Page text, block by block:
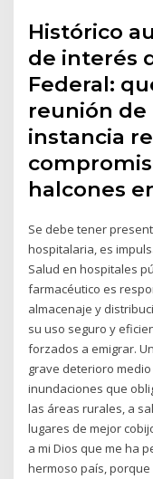
Histórico
de interés
Federal:
reunión de
instancia
halcones
Se debe tener
hospitalaria, es
Salud en hospitales
farmacéutico es
almacenaje y
su uso seguro y
forzados a emigrar.
grave deterioro
inundaciones que
las áreas rurales, a
lugares de mejor
a mi Dios que me ha
hermoso país,